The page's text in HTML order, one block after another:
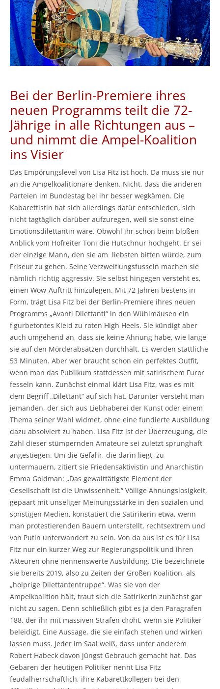
Bei der Berlin-Premiere ihres
neuen Programms teilt die 72-
Jährige in alle Richtungen aus –
und nimmt die Ampel-Koalition
ins Visier
Das Empörungslevel von Lisa Fitz ist hoch. Da muss sie nur
an die Ampelkoalitionäre denken. Nicht, dass die anderen
Parteien im Bundestag bei ihr besser wegkämen. Die
Kabarettistin hat sich allerdings dafür entschieden, sich
nicht tagtäglich darüber aufzuregen, weil sie sonst eine
Emotionsdilettantin wäre. Obwohl ihr schon beim bloßen
Anblick vom Hofreiter Toni die Hutschnur hochgeht. Er sei
der einzige Mann, den sie am liebsten bitten würde, zum
Friseur zu gehen. Seine Verzweiflungsfusseln machen sie
nämlich richtig aggressiv. Sie selbst hingegen versteht es,
einen Wow-Auftritt hinzulegen. Mit 72 Jahren bestens in
Form, trägt Lisa Fitz bei der Berlin-Premiere ihres neuen
Programms „Avanti Dilettanti“ in den Wühlmäusen ein
figurbetontes Kleid zu roten High Heels. Sie kündigt aber
auch umgehend an, dass sie keine Ahnung habe, wie lange
sie auf den Mörderabsätzen durchhält. Es werden stattliche
53 Minuten. Aber wer braucht schon ein perfektes Outfit,
wenn man das Publikum stattdessen mit satirischem Furor
fesseln kann. Zunächst einmal klärt Lisa Fitz, was es mit
dem Begriff „Dilettant“ auf sich hat. Darunter versteht man
jemanden, der sich aus Liebhaberei der Kunst oder einem
Thema seiner Wahl widmet, ohne eine fundierte Ausbildung
dazu absolviert zu haben. Lisa Fitz ist der Überzeugung, die
Zahl dieser stümpernden Amateure sei zuletzt sprunghaft
angestiegen. Um die Gefahr, die darin liegt, zu
untermauern, zitiert sie Friedensaktivistin und Anarchistin
Emma Goldman: „Das gewalttätigste Element der
Gesellschaft ist die Unwissenheit.“ Völlige Ahnungslosigkeit,
gepaart mit unseliger Meinungsstärke in den sozialen und
sonstigen Medien, konstatiert die Satirikerin etwa, wenn
man protestierenden Bauern unterstellt, rechtsextrem und
von Putin unterwandert zu sein. Von da aus ist es für Lisa
Fitz nur ein kurzer Weg zur Regierungspolitik und ihren
Akteuren ohne nennenswerte Ausbildung. Die bezeichnete
sie bereits 2019, also zu Zeiten der Großen Koalition, als
„holprige Dilettantentruppe“. Was sie von der
Ampelkoalition hält, traut sich die Satirikerin zunächst gar
nicht zu sagen. Denn schließlich gibt es ja den Paragrafen
188, der ihr mit massiven Strafen droht, wenn sie Politiker
beleidigt. Eine Aussage, die sie einfach stehen und wirken
lassen muss. Jeder im Saal weiß, dass unter anderem
Robert Habeck davon jüngst Gebrauch gemacht hat. Das
Gebaren der heutigen Politiker nennt Lisa Fitz
feudalherrschaftlich, ihre Kabarettkollegen bei den